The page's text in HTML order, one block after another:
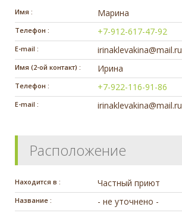
Имя : Марина
Телефон : +7-912-617-47-92
E-mail : irinaklevakina@mail.ru
Имя (2-ой контакт) : Ирина
Телефон : +7-922-116-91-86
E-mail : irinaklevakina@mail.ru
Расположение
Находится в : Частный приют
Название : - не уточнено -